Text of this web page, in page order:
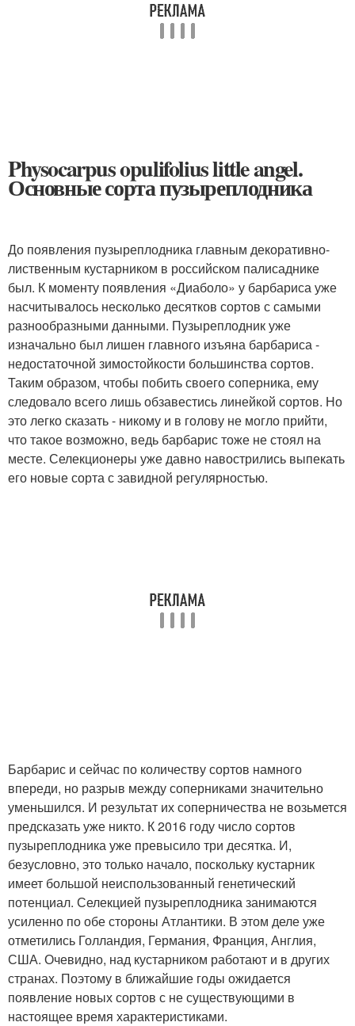
Physocarpus opulifolius little angel.
Основные сорта пузыреплодника
До появления пузыреплодника главным декоративно-
лиственным кустарником в российском палисаднике
был. К моменту появления «Диаболо» у барбариса уже
насчитывалось несколько десятков сортов с самыми
разнообразными данными. Пузыреплодник уже
изначально был лишен главного изъяна барбариса -
недостаточной зимостойкости большинства сортов.
Таким образом, чтобы побить своего соперника, ему
следовало всего лишь обзавестись линейкой сортов. Но
это легко сказать - никому и в голову не могло прийти,
что такое возможно, ведь барбарис тоже не стоял на
месте. Селекционеры уже давно навострились выпекать
его новые сорта с завидной регулярностью.
Барбарис и сейчас по количеству сортов намного
впереди, но разрыв между соперниками значительно
уменьшился. И результат их соперничества не возьмется
предсказать уже никто. К 2016 году число сортов
пузыреплодника уже превысило три десятка. И,
безусловно, это только начало, поскольку кустарник
имеет большой неиспользованный генетический
потенциал. Селекцией пузыреплодника занимаются
усиленно по обе стороны Атлантики. В этом деле уже
отметились Голландия, Германия, Франция, Англия,
США. Очевидно, над кустарником работают и в других
странах. Поэтому в ближайшие годы ожидается
появление новых сортов с не существующими в
настоящее время характеристиками.